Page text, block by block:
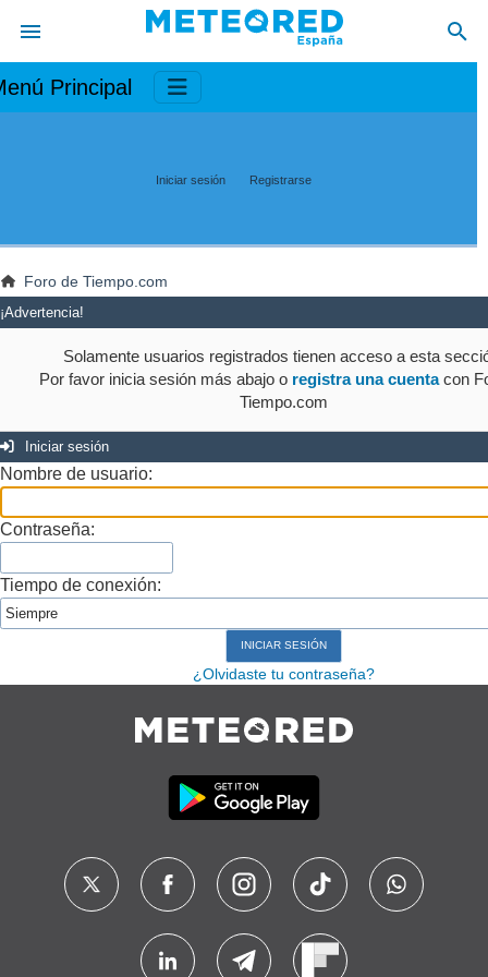
Principal
Iniciar sesión Registrarse
Foro de Tiempo.com
¡Advertencia!
Solamente usuarios registrados tienen acceso a esta
Por favor inicia sesión más abajo o registra una cuentacon
Tiempo.com
Iniciar sesión
Nombre de usuario:
Contraseña:
Tiempo de conexión:
¿Olvidaste tu contraseña?